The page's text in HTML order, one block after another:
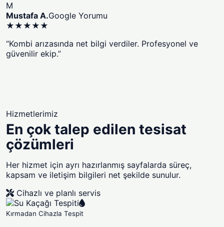
M
Mustafa A.Google Yorumu
★★★★★
“Kombi arızasında net bilgi verdiler. Profesyonel ve
güvenilir ekip.”
Hizmetlerimiz
En çok talep edilen tesisat
çözümleri
Her hizmet için ayrı hazırlanmış sayfalarda süreç,
kapsam ve iletişim bilgileri net şekilde sunulur.
Cihazlı ve planlı servis
Kırmadan Cihazla Tespit